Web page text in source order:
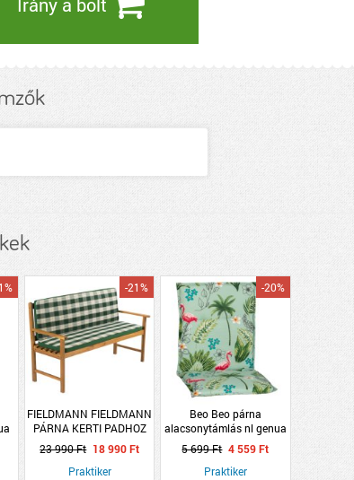
FIELDMANN FIELDMANN
PÁRNA KERTI PADHOZ
FDZN 9108 ZÖLD
KOCKÁS
138X45X44X5CM
-21%
23 990 Ft 18 990 Ft
Praktiker
Beo Beo párna
alacsonytámlás nl genua
M408 flamingó mintázat
-20%
5 699 Ft 4 559 Ft
Praktiker